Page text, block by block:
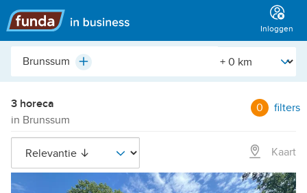
Hoofdmenu
Inloggen
Plaats,
etc.
Plus [Straal]
3 horeca
in Brunssum
0 filters
Kaart